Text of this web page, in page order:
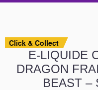
Click & Collect
E-LIQUIDE
DRAGON
BEAST –